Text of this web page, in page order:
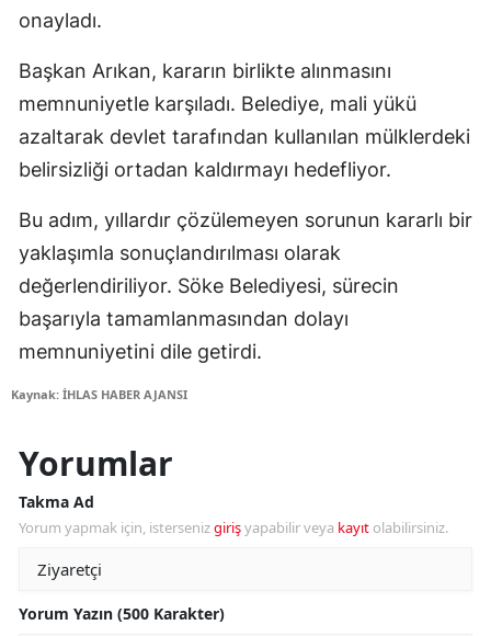
onayladı.
Başkan Arıkan, kararın birlikte alınmasını
memnuniyetle karşıladı. Belediye, mali yükü
azaltarak devlet tarafından kullanılan mülklerdeki
belirsizliği ortadan kaldırmayı hedefliyor.
Bu adım, yıllardır çözülemeyen sorunun kararlı bir
yaklaşımla sonuçlandırılması olarak
değerlendiriliyor. Söke Belediyesi, sürecin
başarıyla tamamlanmasından dolayı
memnuniyetini dile getirdi.
Kaynak: İHLAS HABER AJANSI
Yorumlar
Takma Ad
Yorum yapmak için, istersenizgirişyapabilir veya kayıt olabilirsiniz.
Yorum Yazın (500 Karakter)